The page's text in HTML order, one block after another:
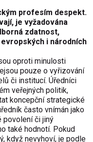
profesím despekt.
je vyžadována
zdatnost,
i národních
oproti minulosti
pouze o vyřizování
či institucí. Úředníci
veřejných politik,
koncepční strategické
často vnímán jako
povolení či jiný
také hodnotí. Pokud
když nevyhoví, je podle